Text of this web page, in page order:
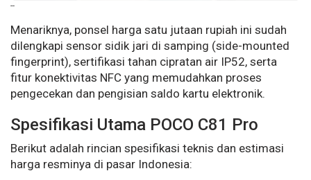
--
Menariknya, ponsel harga satu jutaan rupiah ini sudah
dilengkapi sensor sidik jari di samping (side-mounted
fingerprint), sertifikasi tahan cipratan air IP52, serta
fitur konektivitas NFC yang memudahkan proses
pengecekan dan pengisian saldo kartu elektronik.
Spesifikasi Utama POCO C81 Pro
Berikut adalah rincian spesifikasi teknis dan estimasi
harga resminya di pasar Indonesia: